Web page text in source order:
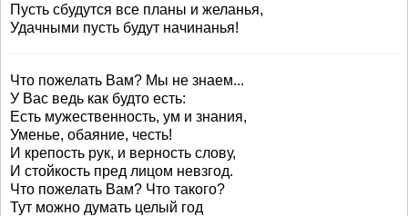
Пусть сбудутся все планы и желанья,
Удачными пусть будут начинанья!
Что пожелать Вам? Мы не знаем...
У Вас ведь как будто есть:
Есть мужественность, ум и знания,
Уменье, обаяние, честь!
И крепость рук, и верность слову,
И стойкость пред лицом невзгод.
Что пожелать Вам? Что такого?
Тут можно думать целый год